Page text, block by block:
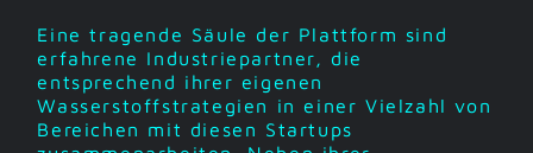
Eine tragende Säule der Plattform sind
erfahrene Industriepartner, die
entsprechend ihrer eigenen
Wasserstoffstrategien in einer Vielzahl von
Bereichen mit diesen Startups